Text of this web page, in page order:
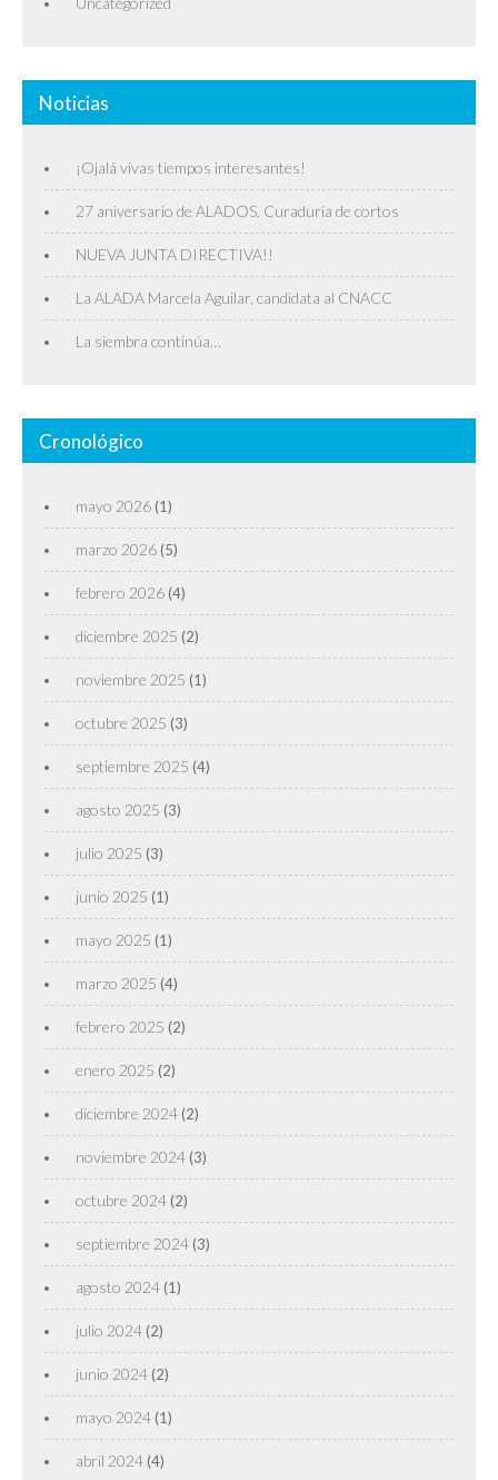
Noticias
¡Ojalá vivas tiempos interesantes!
27 aniversario de ALADOS. Curaduría de cortos
NUEVA JUNTA DIRECTIVA!!
La ALADA Marcela Aguilar, candidata al CNACC
La siembra continúa…
Cronológico
mayo 2026 (1)
marzo 2026 (5)
febrero 2026 (4)
diciembre 2025 (2)
noviembre 2025 (1)
octubre 2025 (3)
septiembre 2025 (4)
agosto 2025 (3)
julio 2025 (3)
junio 2025 (1)
mayo 2025 (1)
marzo 2025 (4)
febrero 2025 (2)
enero 2025 (2)
diciembre 2024 (2)
noviembre 2024 (3)
octubre 2024 (2)
septiembre 2024 (3)
agosto 2024 (1)
julio 2024 (2)
junio 2024 (2)
mayo 2024 (1)
abril 2024 (4)